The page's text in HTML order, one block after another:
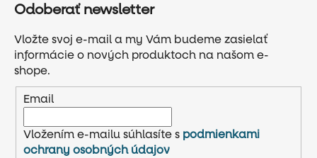
Odoberať newsletter
Vložte svoj e-mail a my Vám budeme zasielať
informácie o nových produktoch na našom e-
shope.
Email
Vložením e-mailu súhlasíte s podmienkami
ochrany osobných údajov